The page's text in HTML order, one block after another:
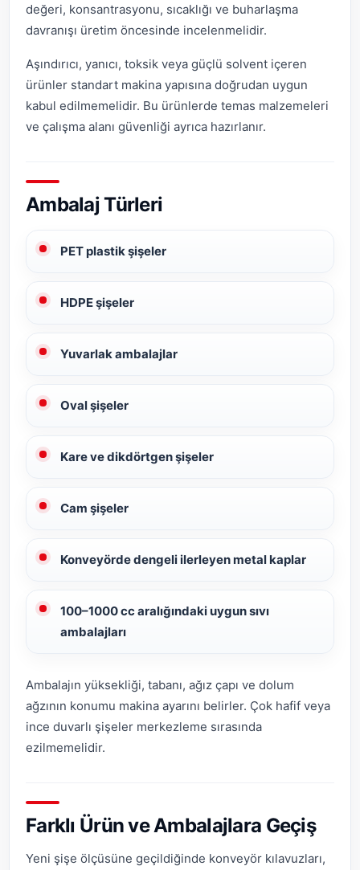
değeri, konsantrasyonu, sıcaklığı ve buharlaşma
davranışı üretim öncesinde incelenmelidir.
Aşındırıcı, yanıcı, toksik veya güçlü solvent içeren
ürünler standart makina yapısına doğrudan uygun
kabul edilmemelidir. Bu ürünlerde temas malzemeleri
ve çalışma alanı güvenliği ayrıca hazırlanır.
Ambalaj Türleri
PET plastik şişeler
HDPE şişeler
Yuvarlak ambalajlar
Oval şişeler
Kare ve dikdörtgen şişeler
Cam şişeler
Konveyörde dengeli ilerleyen metal kaplar
100–1000 cc aralığındaki uygun sıvı
ambalajları
Ambalajın yüksekliği, tabanı, ağız çapı ve dolum
ağzının konumu makina ayarını belirler. Çok hafif veya
ince duvarlı şişeler merkezleme sırasında
ezilmemelidir.
Farklı Ürün ve Ambalajlara Geçiş
Yeni şişe ölçüsüne geçildiğinde konveyör kılavuzları,